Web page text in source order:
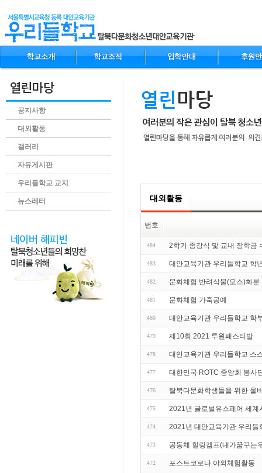
공지사항
대외활동
갤러리
자유게시판
우리들학교 교지
뉴스레터 대외활동
번호
484 2학기 종강식 및 교내 장학금
483 대안교육기관 우리들학교 학
482 문화체험 반려식물(모스)화분
481 문화체험 가죽공예
480 대안교육기관 우리들학교 학
479 제10회 2021 투원페스티발
478 대안교육기관 우리들학교 스
477 대한민국 ROTC 중앙회 봉사
476 탈북다문화학생들을 위한 올
475 2021년 글로벌유스페어 세계
474 2021년 대안교육기관 우리들
473 공동체 힐링캠프(내가꿈꾸는
472 포스트코로나 야외체험활동